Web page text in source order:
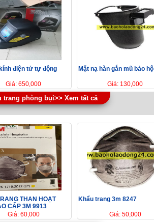
điện tử tự động
Giá: 650,000
Mặt nạ hàn gắn mũ bảo hộ
Giá: 130,000
trang phòng bụi>> Xem tất cả
THAN HOẠT
CẤP 3M 9913
Giá: 60,000
Khẩu trang 3m 8247
Giá: 50,000